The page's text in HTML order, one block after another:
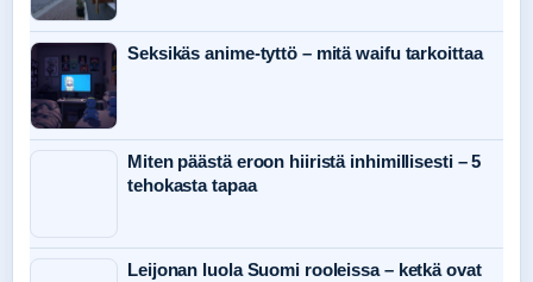
Seksikäs anime-tyttö – mitä waifu tarkoittaa
Miten päästä eroon hiiristä inhimillisesti – 5
tehokasta tapaa
Leijonan luola Suomi rooleissa – ketkä ovat